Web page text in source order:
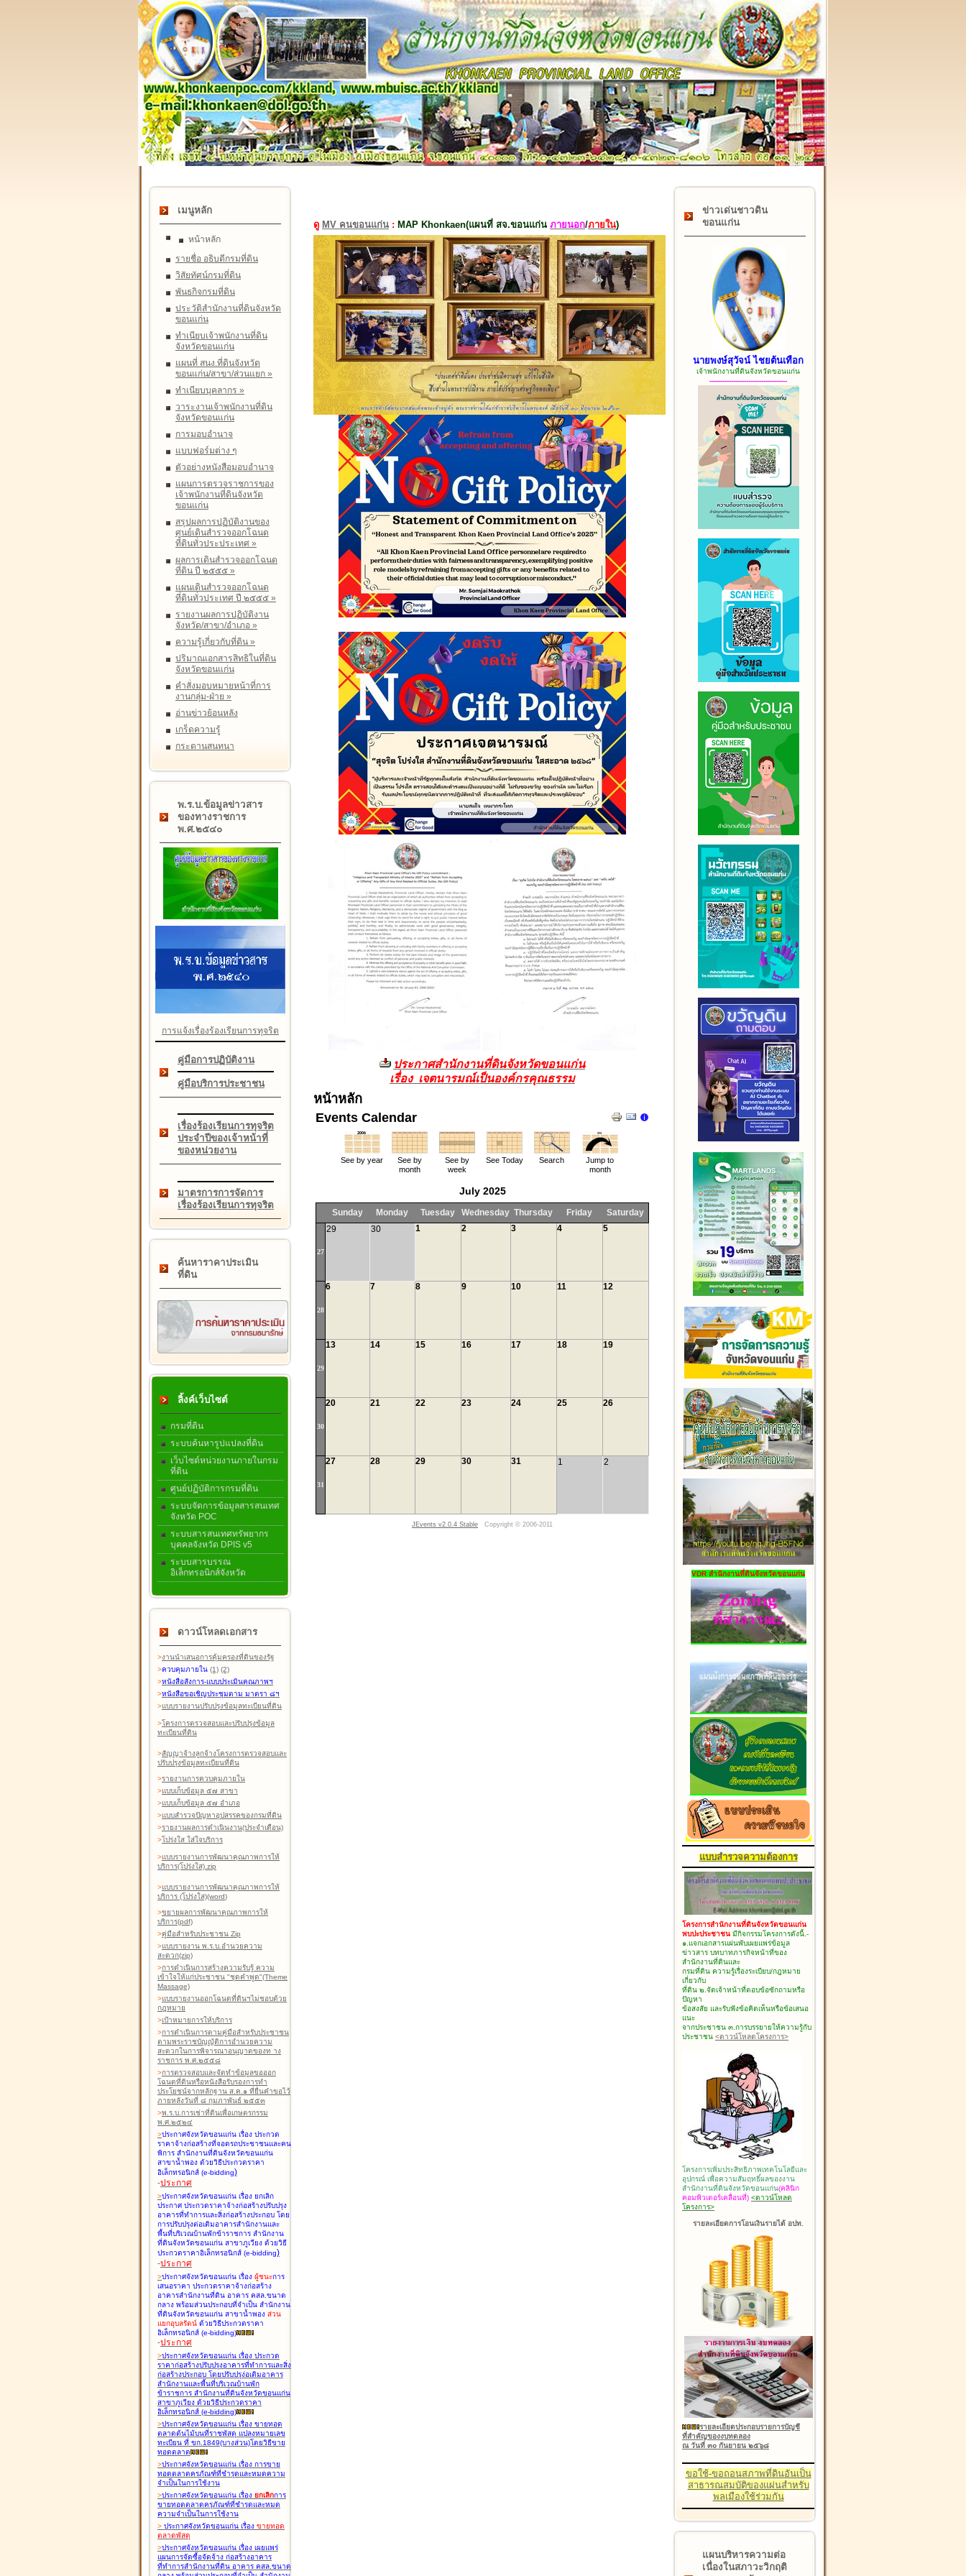
เมนูหลัก
หน้าหลัก
รายชื่อ อธิบดีกรมที่ดิน
วิสัยทัศน์กรมที่ดิน
พันธกิจกรมที่ดิน
ประวัติสำนักงานที่ดินจังหวัด
ขอนแก่น
ทำเนียบเจ้าพนักงานที่ดิน
จังหวัดขอนแก่น
แผนที่ สนง.ที่ดินจังหวัด
ขอนแก่น/สาขา/ส่วนแยก »
ทำเนียบบุคลากร »
วาระงานเจ้าพนักงานที่ดิน
จังหวัดขอนแก่น
การมอบอำนาจ
แบบฟอร์มต่าง ๆ
ตัวอย่างหนังสือมอบอำนาจ
แผนการตรวจราชการของ
เจ้าพนักงานที่ดินจังหวัด
ขอนแก่น
สรุปผลการปฏิบัติงานของ
ศูนย์เดินสำรวจออกโฉนด
ที่ดินทั่วประประเทศ »
ผลการเดินสำรวจออกโฉนด
ที่ดิน ปี ๒๕๕๕ »
แผนเดินสำรวจออกโฉนด
ที่ดินทั่วประเทศ ปี ๒๕๕๕ »
รายงานผลการปฏิบัติงาน
จังหวัด/สาขา/อำเภอ »
ความรู้เกี่ยวกับที่ดิน »
ปริมาณเอกสารสิทธิในที่ดิน
จังหวัดขอนแก่น
คำสั่งมอบหมายหน้าที่การ
งานกลุ่ม-ฝ่าย »
อ่านข่าวย้อนหลัง
เกร็ดความรู้
กระดานสนทนา
พ.ร.บ.ข้อมูลข่าวสาร
ของทางราชการ
พ.ศ.๒๕๔๐
การแจ้งเรื่องร้องเรียนการทุจริต
คู่มือการปฏิบัติงาน
คู่มือบริการประชาชน
เรื่องร้องเรียนการทุจริต
ประจำปีของเจ้าหน้าที่
ของหน่วยงาน
มาตรการการจัดการ
เรื่องร้องเรียนการทุจริต
ค้นหาราคาประเมิน
ที่ดิน
ลิ้งค์เว็บไซต์
กรมที่ดิน
ระบบค้นหารูปแปลงที่ดิน
เว็บไซต์หน่วยงานภายในกรม
ที่ดิน
ศูนย์ปฏิบัติการกรมที่ดิน
ระบบจัดการข้อมูลสารสนเทศ
จังหวัด POC
ระบบสารสนเทศทรัพยากร
บุคคลจังหวัด DPIS v5
ระบบสารบรรณ
อิเล็กทรอนิกส์จังหวัด
ดาวน์โหลดเอกสาร
>งานนำเสนอการคุ้มครองที่ดินของรัฐ
>ควบคุมภายใน (1) (2)
>หนังสือสังการ-แบบประเมินคุณภาพฯ
>หนังสือขอเชิญประชุมตาม มาตรา ๘ฯ
>แบบรายงานปรับปรุงข้อมูลทะเบียนที่ดิน
>โครงการตรวจสอบและปรับปรุงข้อมูล
ทะเบียนที่ดิน
>สัญญาจ้างลูกจ้างโครงการตรวจสอบและ
ปรับปรุงข้อมูลทะเบียนที่ดิน
>รายงานการควบคุมภายใน
>แบบเก็บข้อมูล ๕๗ สาขา
>แบบเก็บข้อมูล ๕๗ อำเภอ
>แบบสำรวจปัญหาอุปสรรคของกรมที่ดิน
>รายงานผลการดำเนินงาน(ประจำเดือน)
>โปร่งใส ใส่ใจบริการ
>แบบรายงานการพัฒนาคุณภาพการให้
บริการ(โปร่งใส).zip
>แบบรายงานการพัฒนาคุณภาพการให้
บริการ (โปร่งใส)(word)
>ขยายผลการพัฒนาคุณภาพการให้
บริการ(pdf)
>คู่มือสำหรับประชาชน Zip
>แบบรายงาน พ.ร.บ.อำนวยความ
สะดวก(zip)
>การดำเนินการสร้างความรับรู้ ความ
เข้าใจให้แก่ประชาชน "ชุดคำพูด"(Theme
Massage)
>แบบรายงานออกโฉนดที่ดินฯไม่ชอบด้วย
กฎหมาย
>เป้าหมายการให้บริการ
>การดำเนินการตามคู่มือสำหรับประชาชน
ตามพระราชบัญญัติการอำนวยความ
สะดวกในการพิจารณาอนุญาตของท าง
ราชการ พ.ศ.๒๕๕๘
>การตรวจสอบและจัดทำข้อมูลขอออก
โฉนดที่ดินหรือหนังสือรับรองการทำ
ประโยชน์จากหลักฐาน ส.ค.๑ ที่ยื่นคำขอไว้
ภายหลังวันที่ ๘ กุมภาพันธ์ ๒๕๕๓
>พ.ร.บ.การเช่าที่ดินเพื่อเกษตรกรรม
พ.ศ.๒๕๒๔
>ประกาศจังหวัดขอนแก่น เรื่อง ประกวด
ราคาจ้างก่อสร้างที่จอดรถประชาชนและคน
พิการ สำนักงานที่ดินจังหวัดขอนแก่น
สาขาน้ำพอง ด้วยวิธีประกวดราคา
อิเล็กทรอนิกส์ (e-bidding)
-ประกาศ
>ประกาศจังหวัดขอนแก่น เรื่อง ยกเลิก
ประกาศ ประกวดราคาจ้างก่อสร้างปรับปรุง
อาคารที่ทำการและสิ่งก่อสร้างประกอบ โดย
การปรับปรุงต่อเติมอาคารสำนักงานและ
พื้นที่บริเวณบ้านพักข้าราชการ สำนักงาน
ที่ดินจังหวัดขอนแก่น สาขาภูเวียง ด้วยวิธี
ประกวดราคาอิเล็กทรอนิกส์ (e-bidding)
-ประกาศ
>ประกาศจังหวัดขอนแก่น เรื่อง ผู้ชนะการ
เสนอราคา ประกวดราคาจ้างก่อสร้าง
อาคารสำนักงานที่ดิน อาคาร คสล.ขนาด
กลาง พร้อมส่วนประกอบที่จำเป็น สำนักงาน
ที่ดินจังหวัดขอนแก่น สาขาน้ำพอง ส่วน
แยกอุบลรัตน์ ด้วยวิธีประกวดราคา
อิเล็กทรอนิกส์ (e-bidding)
-ประกาศ
>ประกาศจังหวัดขอนแก่น เรื่อง ประกวด
ราคาก่อสร้างปรับปรุงอาคารที่ทำการและสิ่ง
ก่อสร้างประกอบ โดยปรับปรุง่อเติมอาคาร
สำนักงานและพื้นที่บริเวณบ้านพัก
ข้าราชการ สำนักงานที่ดินจังหวัดขอนแก่น
สาขาภูเวียง ด้วยวิธีประกวดราคา
อิเล็กทรอนิกส์ (e-bidding)
>ประกาศจังหวัดขอนแก่น เรื่อง ขายทอด
ตลาดต้นไม้บนที่ราชพัสดุ แปลงหมายเลข
ทะเบียน ที่ ขก.1849(บางส่วน)โดยวิธีขาย
ทอดตลาด
>ประกาศจังหวัดขอนแก่น เรื่อง การขาย
ทอดตลาดครุภัณฑ์ที่ชำรุดและหมดความ
จำเป็นในการใช้งาน
>ประกาศจังหวัดขอนแก่น เรื่อง ยกเลิกการ
ขายทอดตลาดครุภัณฑ์ที่ชำรุดและหมด
ความจำเป็นในการใช้งาน
> ประกาศจังหวัดขอนแก่น เรื่อง ขายทอด
ตลาดพัสดุ
>ประกาศจังหวัดขอนแก่น เรื่อง เผยแพร่
แผนการจัดซื้อจัดจ้าง ก่อสร้างอาคาร
ที่ทำการสำนักงานที่ดิน อาคาร คสล.ขนาด
๑๗ กุมภาพันธ์ "วันคล้ายวันสถาปนากรมที่ดิน" ครบรอบ ๑๒๒
ดู MV คนขอนแก่น : MAP Khonkaen(แผนที่ สจ.ขอนแก่น ภายนอก/ภายใน)
ประกาศสำนักงานที่ดินจังหวัดขอนแก่น
เรื่อง เจตนารมณ์เป็นองค์กรคุณธรรม
หน้าหลัก
Events Calendar
See by year
See by
month
See by
week
See Today Search
Jump to
month
July 2025
Sunday Monday Tuesday Wednesday Thursday Friday Saturday
27
29 30 1 2 3 4 5
28
6 7 8 9 10 11 12
29
13 14 15 16 17 18 19
30
20 21 22 23 24 25 26
31
27 28 29 30 31 1 2
JEvents v2.0.4 Stable Copyright © 2006-2011
ข่าวเด่นชาวดิน
ขอนแก่น
นายพงษ์สุวัจน์ ไชยต้นเทือก
เจ้าพนักงานที่ดินจังหวัดขอนแก่น
------------------------------------
VDR สำนักงานที่ดินจังหวัดขอนแก่น
แบบสำรวจความต้องการ
โครงการสำนักงานที่ดินจังหวัดขอนแก่น
พบปะประชาชน มีกิจกรรมโครงการดังนี้.-
๑.แจกเอกสารแผ่นพับเผยแพร่ข้อมูล
ข่าวสาร บทบาทภารกิจหน้าที่ของ
สำนักงานที่ดินและ
กรมที่ดิน ความรู้เรื่องระเบียบ/กฎหมาย
เกี่ยวกับ
ที่ดิน ๒.จัดเจ้าหน้าที่ตอบข้อซักถามหรือ
ปัญหา
ข้อสงสัย และรับฟังข้อคิดเห็นหรือข้อเสนอ
แนะ
จากประชาชน ๓.การบรรยายให้ความรู้กับ
ประชาชน <ดาวน์โหลดโครงการ>
โครงการเพิ่มประสิทธิภาพเทคโนโลยีและ
อุปกรณ์ เพื่อความสัมฤทธิ์ผลของงาน
สำนักงานที่ดินจังหวัดขอนแก่น(คลินิก
คอมพิวเตอร์เคลื่อนที่) <ดาวน์โหลด
โครงการ>
รายละเอียดการโอนเงินรายได้ อปท.
รายละเอียดประกอบรายการบัญชี
ที่สำคัญของงบทดลอง
ณ วันที่ ๓๐ กันยายน ๒๕๖๘
ขอใช้-ขอถอนสภาพที่ดินอันเป็น
สาธารณสมบัติของแผ่นสำหรับ
พลเมืองใช้ร่วมกัน
แผนบริหารความต่อ
เนื่องในสภาวะวิกฤติ